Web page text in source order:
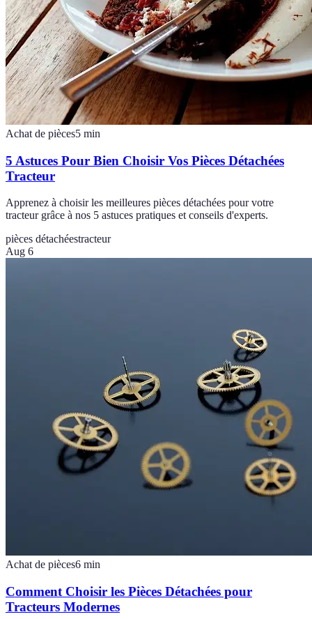
Achat de pièces5 min
5 Astuces Pour Bien Choisir Vos Pièces Détachées
Tracteur
Apprenez à choisir les meilleures pièces détachées pour votre
tracteur grâce à nos 5 astuces pratiques et conseils d'experts.
pièces détachéestracteur
Aug 6
Achat de pièces6 min
Comment Choisir les Pièces Détachées pour
Tracteurs Modernes